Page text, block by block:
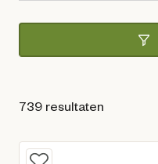
739 resultaten